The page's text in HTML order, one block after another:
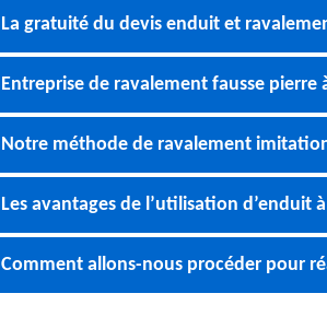
La gratuité du devis enduit et
Entreprise de ravalement fausse pierre
Notre méthode de ravalement
Les avantages de l’utilisation d’enduit
Comment allons-nous procéder pour